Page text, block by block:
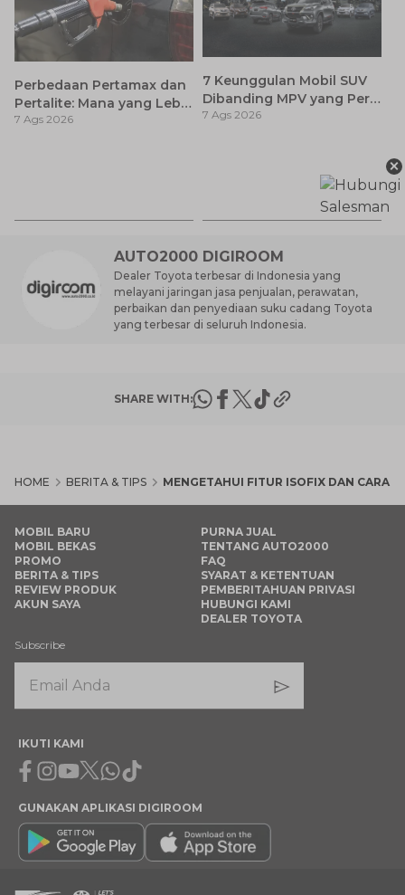
Perbedaan Pertamax dan
Pertalite: Mana yang Lebih
Baik untuk Mobil Toyota
7 Ags 2026
7 Keunggulan Mobil SUV
Dibanding MPV yang Perlu
Anda Ketahui
7 Ags 2026
7
AUTO2000 DIGIROOM
Dealer Toyota terbesar di Indonesia yang
melayani jaringan jasa penjualan, perawatan,
perbaikan dan penyediaan suku cadang Toyota
yang terbesar di seluruh Indonesia.
SHARE WITH:
HOME BERITA & TIPS MENGETAHUI FITUR ISOFIX DAN CARA
×
MOBIL BARU
MOBIL BEKAS
PROMO
BERITA & TIPS
REVIEW PRODUK
AKUN SAYA
PURNA JUAL
TENTANG AUTO2000
FAQ
SYARAT & KETENTUAN
PEMBERITAHUAN PRIVASI
HUBUNGI KAMI
DEALER TOYOTA
Subscribe
IKUTI KAMI
Facebook
Instagram
Youtube
X Whatsapp
Tiktok
GUNAKAN APLIKASI DIGIROOM